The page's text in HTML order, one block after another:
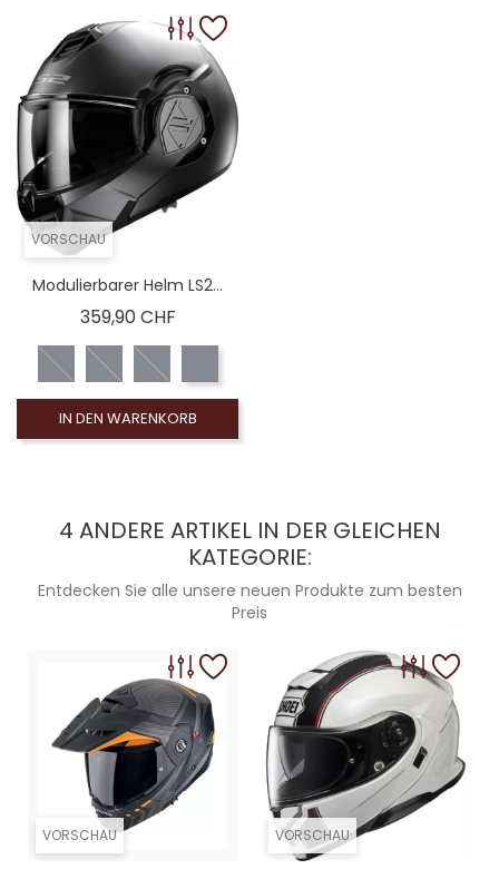
Coloré (non homologué), Silberner
Coloré (non homologué), Leinwand Rauch 100%
VORSCHAU
Modulierbarer Helm LS2...
359,90 CHFPreis
IN DEN WARENKORB
4 ANDERE ARTIKEL IN DER GLEICHEN
KATEGORIE:
Entdecken Sie alle unsere neuen Produkte zum besten
Preis
VORSCHAU VORSCHAU